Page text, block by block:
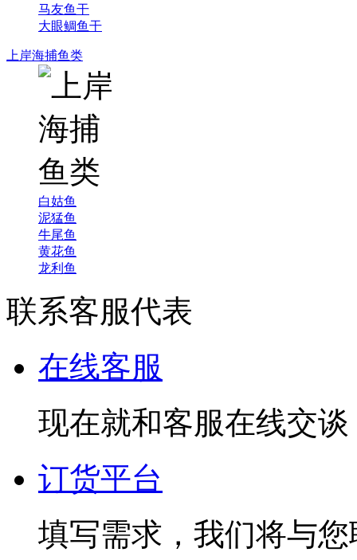
马友鱼干
大眼鲷鱼干
上岸海捕鱼类
白姑鱼
泥猛鱼
牛尾鱼
黄花鱼
龙利鱼
联系客服代表
在线客服
现在就和客服在线交谈
订货平台
填写需求，我们将与您